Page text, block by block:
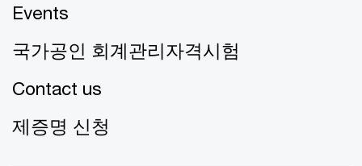
Events
국가공인 회계관리자격시험
Contact us
제증명 신청